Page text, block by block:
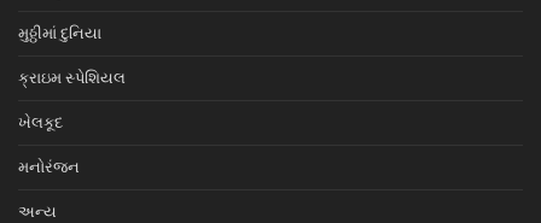
મુઠ્ઠીમાં દુનિયા
ક્રાઇમ સ્પેશિયલ
ખેલકૂદ
મનોરંજન
અન્ય